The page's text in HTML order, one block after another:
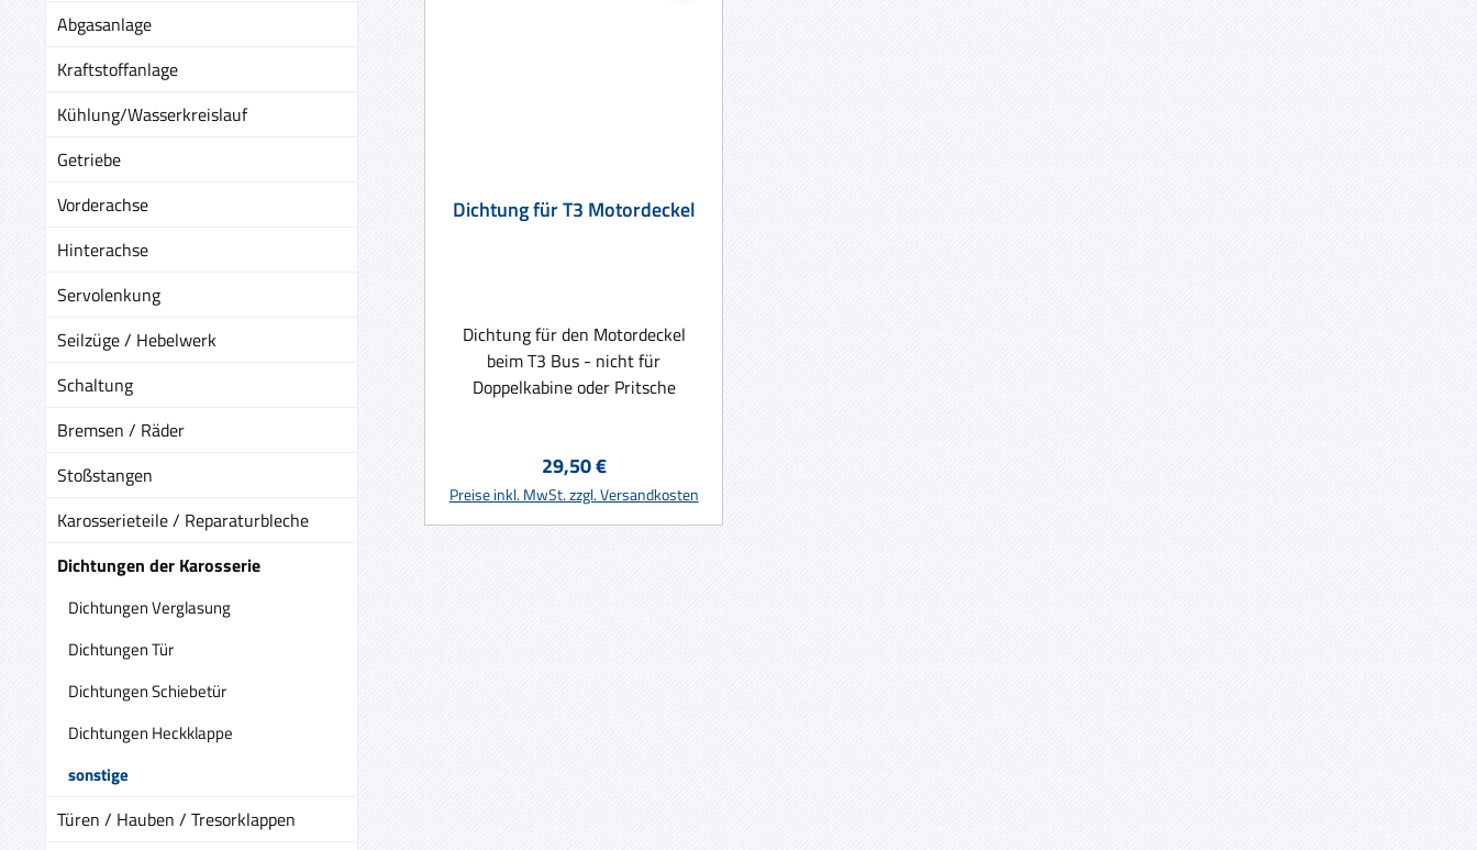
Abgasanlage
Kraftstoffanlage
Kühlung/Wasserkreislauf
Getriebe
Vorderachse
Hinterachse
Servolenkung
Seilzüge / Hebelwerk
Schaltung
Bremsen / Räder
Stoßstangen
Karosserieteile / Reparaturbleche
Dichtungen der Karosserie
Dichtungen Verglasung
Dichtungen Tür
Dichtungen Schiebetür
Dichtungen Heckklappe
sonstige
Türen / Hauben / Tresorklappen
Dichtung für T3 Motordeckel
Dichtung für den Motordeckel
beim T3 Bus - nicht für
Doppelkabine oder Pritsche
Regulärer Preis:
29,50 €
Preise inkl. MwSt. zzgl. Versandkosten
In den Warenkorb